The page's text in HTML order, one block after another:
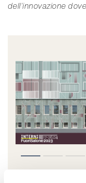
dell’innovazione